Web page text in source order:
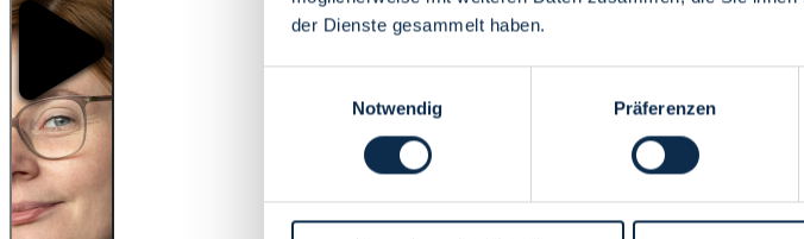
der Dienste gesammelt haben.
Notwendig
Präferenzen